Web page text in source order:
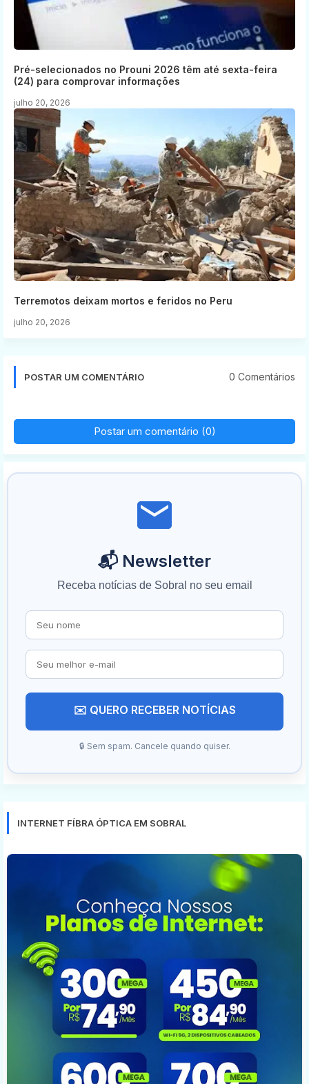
Pré-selecionados no Prouni 2026 têm até sexta-feira
(24) para comprovar informações
julho 20, 2026
Terremotos deixam mortos e feridos no Peru
julho 20, 2026
POSTAR UM COMENTÁRIO 0 Comentários
Postar um comentário (0)
📬 Newsletter
Receba notícias de Sobral no seu email
✉️ QUERO RECEBER NOTÍCIAS
🔒 Sem spam. Cancele quando quiser.
INTERNET FÍBRA ÓPTICA EM SOBRAL